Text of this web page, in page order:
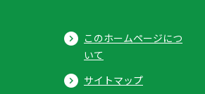
このホームページにつ
いて
サイトマップ